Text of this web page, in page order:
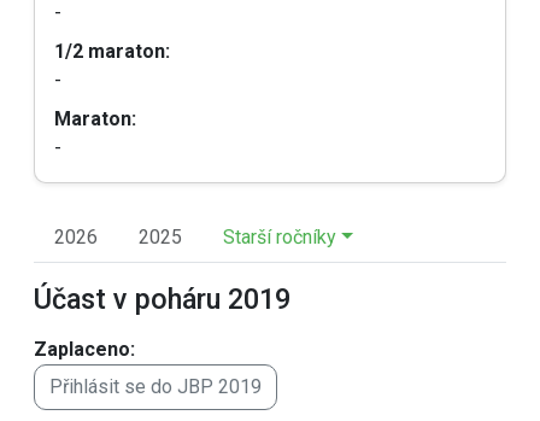
-
1/2 maraton:
-
Maraton:
-
2026 2025 Starší ročníky
Účast v poháru 2019
Zaplaceno:
Přihlásit se do JBP 2019